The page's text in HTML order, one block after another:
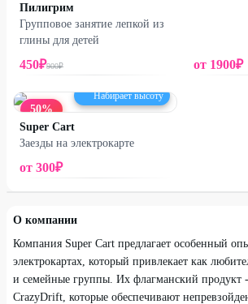
Пилигрим
Групповое занятие лепкой из
глины для детей
450₽900₽ от 1900₽
50%
Набирает высоту
Super Cart
Заезды на электрокарте
от 300₽
О компании
Компания Super Cart предлагает особенный
электрокартах, который привлекает как
и семейные группы. Их флагманский продукт -
CrazyDrift, которые обеспечивают